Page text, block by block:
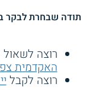
תודה שבחרת לבקר
רוצה
האקדמית
רוצה לקבל